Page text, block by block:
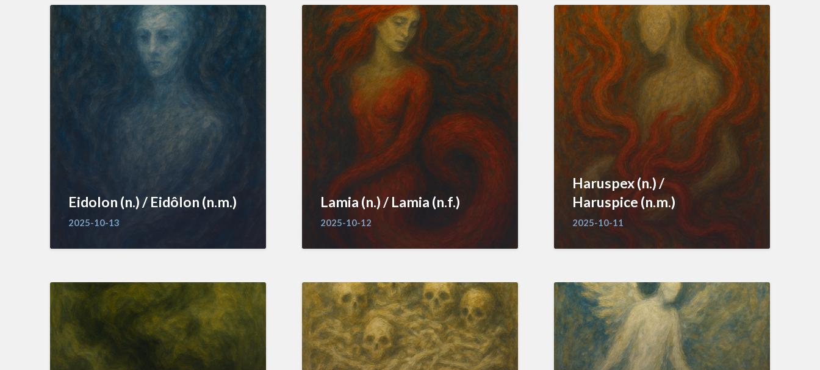
Eidolon (n.) / Eidôlon (n.m.)
2025-10-13
Lamia (n.) / Lamia (n.f.)
2025-10-12
Haruspex (n.) /
Haruspice (n.m.)
2025-10-11